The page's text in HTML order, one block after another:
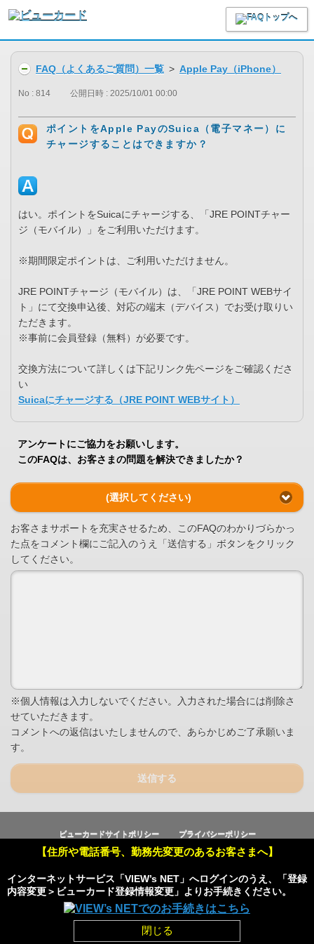
【住所や電話番号、勤務先変更のあるお客さまへ】
インターネットサービス「VIEW’s NET」へログインのうえ、「登録
内容変更＞ビューカード登録情報変更」よりお手続きください。
閉じる
FAQ（よくあるご質問）一覧 > Apple Pay（iPhone）
No : 814 公開日時 : 2025/10/01 00:00
ポイントをApple PayのSuica（電子マネー）に
チャージすることはできますか？
はい。ポイントをSuicaにチャージする、「JRE POINTチャー
ジ（モバイル）」をご利用いただけます。
※期間限定ポイントは、ご利用いただけません。
JRE POINTチャージ（モバイル）は、「JRE POINT WEBサイ
ト」にて交換申込後、対応の端末（デバイス）でお受け取りい
ただきます。
※事前に会員登録（無料）が必要です。
交換方法について詳しくは下記リンク先ページをご確認くださ
い
Suicaにチャージする（JRE POINT WEBサイト）
アンケートにご協力をお願いします。
このFAQは、お客さまの問題を解決できましたか？
(選択してください)
お客さまサポートを充実させるため、このFAQのわかりづらかっ
た点をコメント欄にご記入のうえ「送信する」ボタンをクリック
してください。
※個人情報は入力しないでください。入力された場合には削除さ
せていただきます。
コメントへの返信はいたしませんので、あらかじめご了承願いま
す。
送信する
ビューカードサイトポリシー プライバシーポリシー
Powered by
HOME pagetop